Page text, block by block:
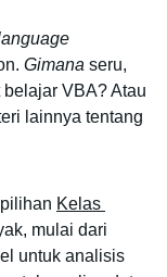
Gimana
VBA? Atau
lainnya tentang
Kelas
mulai dari
untuk analisis